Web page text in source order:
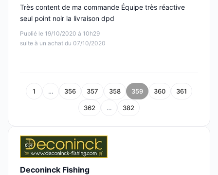
Publié le 19/10/2020 à 10h29
suite à un achat du 07/10/2020
Très content de ma commande Équipe très réactive
seul point noir la livraison dpd
1 … 356 357 358 359 360 361
362 … 382
Deconinck Fishing